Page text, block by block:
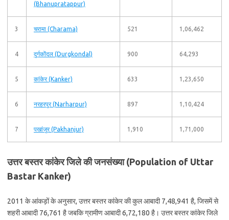
(Bhanupratappur)
3 चरामा (Charama) 521 1,06,462
4 दुर्गकोंदल (Durgkondal) 900 64,293
5 कांकेर (Kanker) 633 1,23,650
6 नरहरपुर (Narharpur) 897 1,10,424
7 पखांजुर (Pakhanjur) 1,910 1,71,000
उत्तर बस्तर कांकेर जिले की जनसंख्या (Population of Uttar
Bastar Kanker)
2011 के आंकड़ों के अनुसार, उत्तर बस्तर कांकेर की कुल आबादी 7,48,941 है, जिसमें से
शहरी आबादी 76,761 है जबकि ग्रामीण आबादी 6,72,180 है। उत्तर बस्तर कांकेर जिले